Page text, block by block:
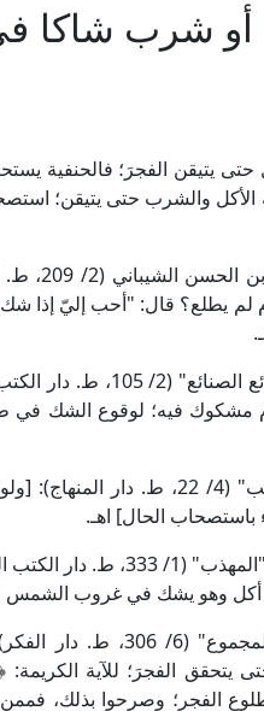
شرب شاكا
حتى يتيقن الفجرَ؛ فالحنفية
الأكل والشرب حتى يتيقن؛
جاء في
يطلع؟ قال: "أحب إليّ إذا شك
وقال الإمام الكاساني
مشكوك فيه؛ لوقوع الشك في
وقال إمام الحرمين في "نهاية
باستصحاب الحال] اهـ.
وقال الشيخ أبو إسحاق
أكل وهو يشك في غروب الشمس
وقال الإمام النووي
يتحقق الفجرَ؛ للآية الكريمة:
الفجر؛ وصرحوا بذلك، فممن